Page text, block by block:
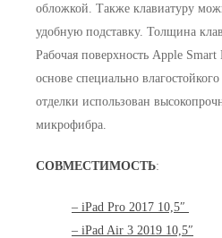
обложкой. Также клавиатуру
удобную подставку. Толщина
Рабочая поверхность Apple Smart
основе специально
отделки использован
микрофибра.
СОВМЕСТИМОСТЬ:
– iPad Pro 2017 10,5″
– iPad Air 3 2019 10,5″